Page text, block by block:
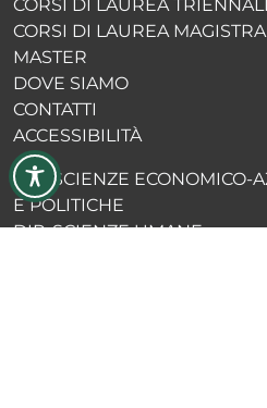
CORSI DI LAUREA TRIENNALI
CORSI DI LAUREA
MASTER
DOVE SIAMO
CONTATTI
ACCESSIBILITÀ
DIP. SCIENZE ECONOMICO-
E POLITICHE
DIP. SCIENZE UMANE